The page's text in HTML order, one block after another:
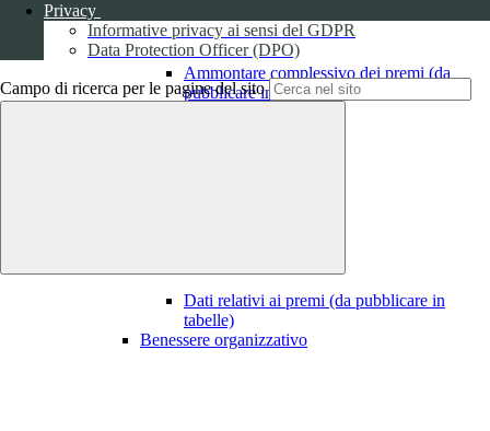
Privacy
Informative privacy ai sensi del GDPR
Data Protection Officer (DPO)
Campo di ricerca per le pagine del sito
Ammontare complessivo dei premi (da
pubblicare in tabelle) 1
Dati relativi ai premi (da pubblicare in
tabelle)
Benessere organizzativo